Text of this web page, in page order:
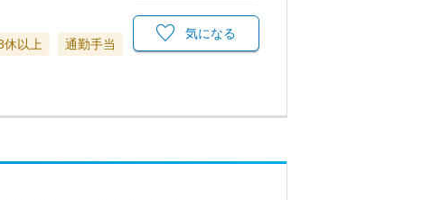
休以上
通勤手当
気になる